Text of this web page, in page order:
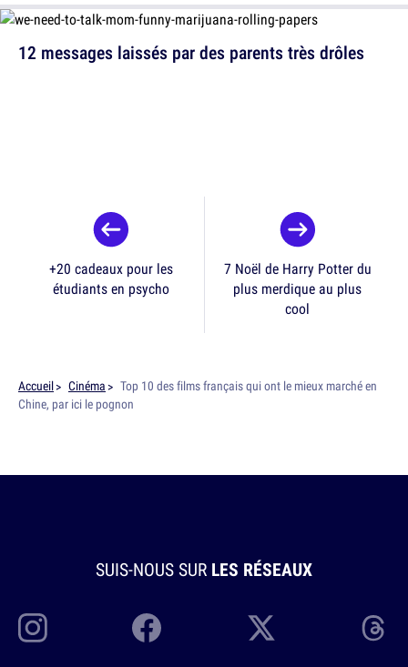
12 messages laissés par des parents très drôles
+20 cadeaux pour les
étudiants en psycho
7 Noël de Harry Potter du
plus merdique au plus
cool
Accueil Cinéma
Top 10 des films français qui ont le mieux marché en
Chine, par ici le pognon
SUIS-NOUS SUR LES RÉSEAUX